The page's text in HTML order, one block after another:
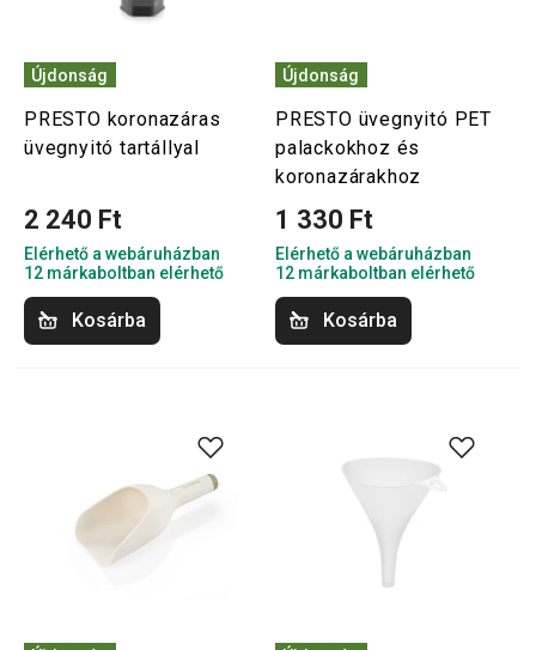
Újdonság
PRESTO koronazáras
üvegnyitó tartállyal
2 240 Ft
Elérhető a webáruházban
12 márkaboltban elérhető
Kosárba
Újdonság
PRESTO üvegnyitó PET
palackokhoz és
koronazárakhoz
1 330 Ft
Elérhető a webáruházban
12 márkaboltban elérhető
Kosárba